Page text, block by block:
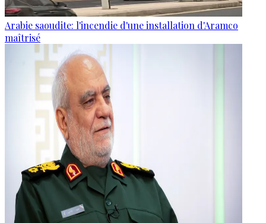
Arabie saoudite: l'incendie d'une installation d'Aramco
maîtrisé